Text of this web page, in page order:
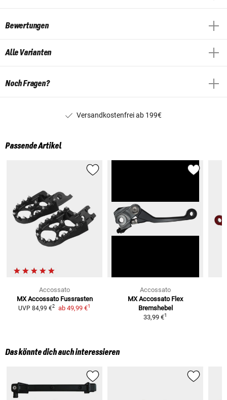
Bewertungen
Alle Varianten
Noch Fragen?
Versandkostenfrei ab 199€
Passende Artikel
Accossato
MX Accossato Fussrasten
UVP 84,99 €2 ab 49,99 €1
Accossato
MX Accossato Flex
Bremshebel
33,99 €1
Das könnte dich auch interessieren